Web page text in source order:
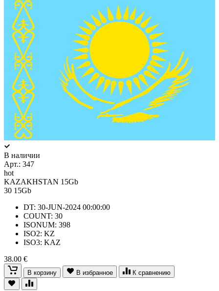
В наличии
Арт.: 347
hot
KAZAKHSTAN 15Gb
30 15Gb
DT: 30-JUN-2024 00:00:00
COUNT: 30
ISONUM: 398
ISO2: KZ
ISO3: KAZ
38.00 €
В корзину В избранное К сравнению